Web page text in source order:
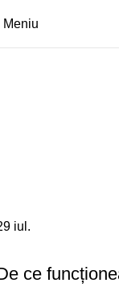
Meniu
iul.
ce